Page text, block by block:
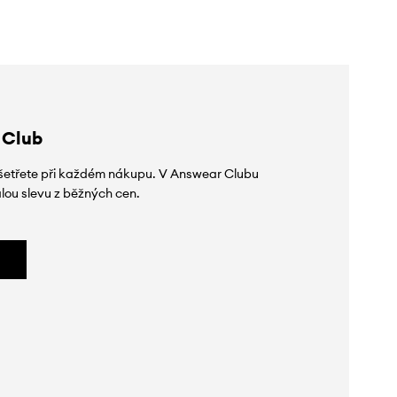
při každém nákupu. V Answear Clubu
slevu z běžných cen.